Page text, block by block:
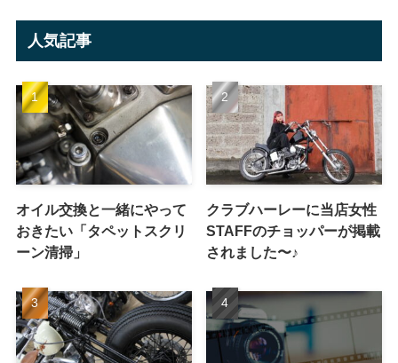
人気記事
オイル交換と一緒にやって
おきたい「タペットスクリ
ーン清掃」
クラブハーレーに当店女性
STAFFのチョッパーが掲載
されました〜♪